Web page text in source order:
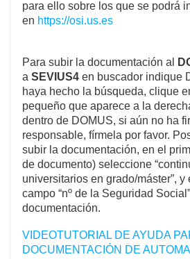
para ello sobre los que se podrá
en https://osi.us.es
Para subir la documentación al
a SEVIUS4 en buscador indique
haya hecho la búsqueda, clique
pequeño que aparece a la
dentro de DOMUS, si aún no ha
responsable, fírmela por favor.
subir la documentación, en el
de documento) seleccione
universitarios en grado/máster”,
campo “nº de la Seguridad
documentación.
VIDEOTUTORIAL DE AYUDA
DOCUMENTACIÓN DE